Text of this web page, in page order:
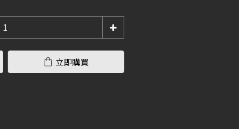
立即購買